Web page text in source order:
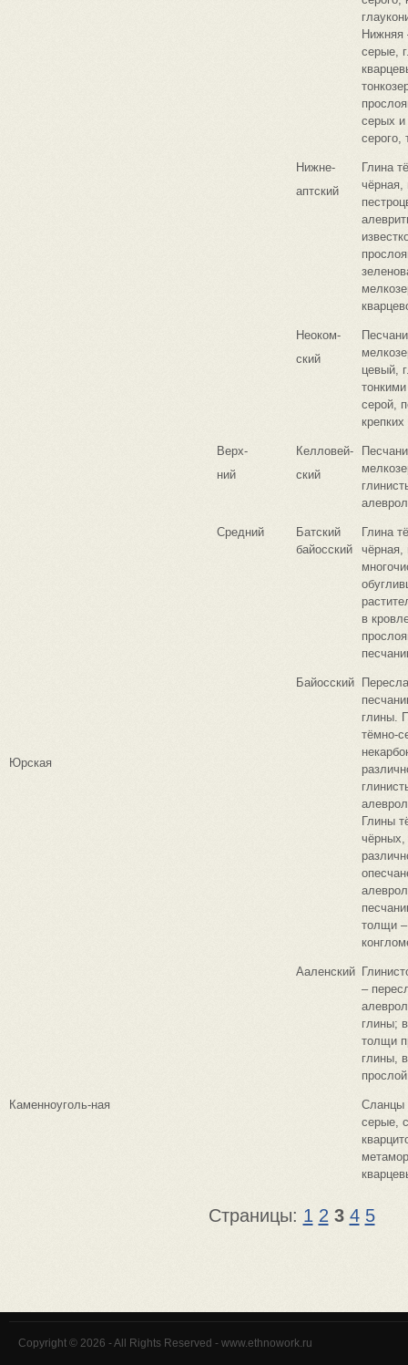
Нижняя
серые,
серых и
серого,
Нижне-
аптский
Глина
чёрная,
Неоком-
ский
цевый,
серой,
Юрская
Верх-
ний
Келловей-
ский
Средний
Батский
байосский
Глина
чёрная,
в
Байосский
глины.
тёмно-
Глины
чёрных,
толщи
Ааленский
–
глины;
толщи
глины,
Каменноуголь-ная
Сланцы
серые,
Страницы: 1 2 3 4 5
Copyright © 2026 - All Rights Reserved - www.ethnowork.ru